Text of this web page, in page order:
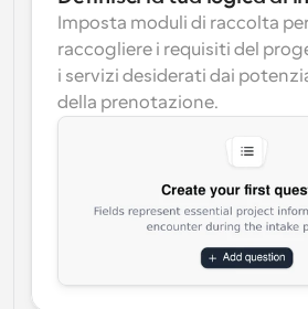
Ricevi una notifica quando
Imposta moduli di raccolta
raccogliere i requisiti del
i servizi desiderati dai
della prenotazione.